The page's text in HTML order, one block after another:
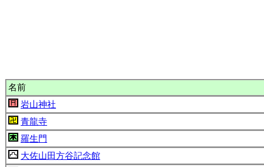
名前
岩山神社
青龍寺
羅生門
大佐山田方谷記念館